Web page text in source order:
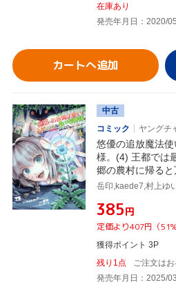
在庫あり
発売年月日：2020/
カートへ追加
中古
コミック
ヤングチ
悠優の追放魔法
様。(4) 王都では
郷の農村に帰ると
オンC
岳印,kaede7,村上ゆ
¥385円
定価より407円（
獲得ポイント 3P
残り1点
ご注文は
発売年月日：2025/